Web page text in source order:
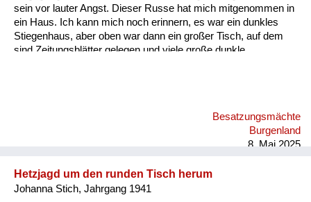
sein vor lauter Angst. Dieser Russe hat mich mitgenommen in
ein Haus. Ich kann mich noch erinnern, es war ein dunkles
Stiegenhaus, aber oben war dann ein großer Tisch, auf dem
sind Zeitungsblätter gelegen und viele große dunkle
Besatzungsmächte
Burgenland
8. Mai 2025
Hetzjagd um den runden Tisch herum
Johanna Stich, Jahrgang 1941